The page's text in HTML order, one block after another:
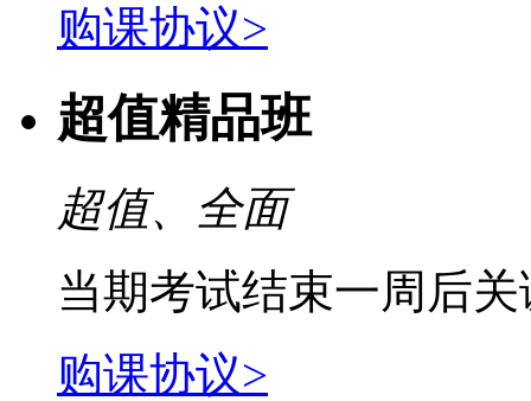
购课协议>
超值精品班
超值、全面
当期考试结束一周后关
购课协议>